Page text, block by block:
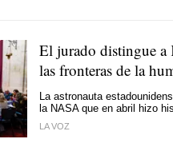
El jurado distingue a
las fronteras de la
La astronauta
la NASA que en abril hizo
LA VOZ